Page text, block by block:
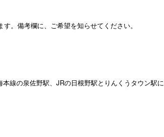
。備考欄に、ご希望を知らせてください。
線の泉佐野駅、JRの日根野駅とりんくうタウン駅に